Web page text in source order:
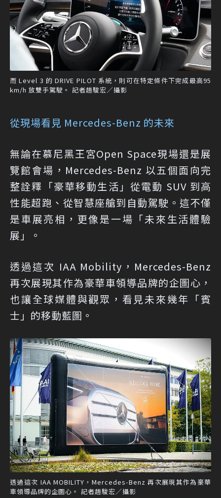
而 Level 3 的 DRIVE PILOT 系統，則可在特定條件下完成最高95
km/h 放雙手駕駛。 記者趙駿宏／攝影
從現場看見 Mercedes-Benz 的未來
無論在慕尼黑王宮Open Space現場還是展
覽館會場，Mercedes-Benz 以五個面向完
整詮釋「豪華移動生活」從電動 SUV 到高
性能超跑、從智慧座艙到自動駕駛。這不僅
是車展亮相，更像是一場「未來生活體驗
展」。
透過這次 IAA Mobility，Mercedes-Benz
再次展現其作為豪華車領導品牌的企圖心，
也讓全球媒體與觀眾，看見未來幾年「賓
士」的移動藍圖。
透過這次 IAA MOBILITY，Mercedes-Benz 再次展現其作為豪華
車領導品牌的企圖心。 記者趙駿宏／攝影